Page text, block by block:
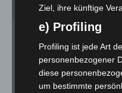
Ziel, ihre künftige
e) Profiling
Profiling ist jede Art
personenbezogener
diese
um bestimmte